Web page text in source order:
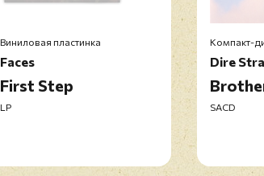
Виниловая пластинка
Faces
First Step
LP
Компакт-
Dire
SACD